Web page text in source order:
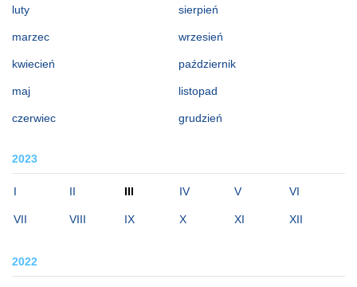
luty
marzec
kwiecień
maj
czerwiec
sierpień
wrzesień
październik
listopad
grudzień
2023
I II III IV V VI
VII VIII IX X XI XII
2022